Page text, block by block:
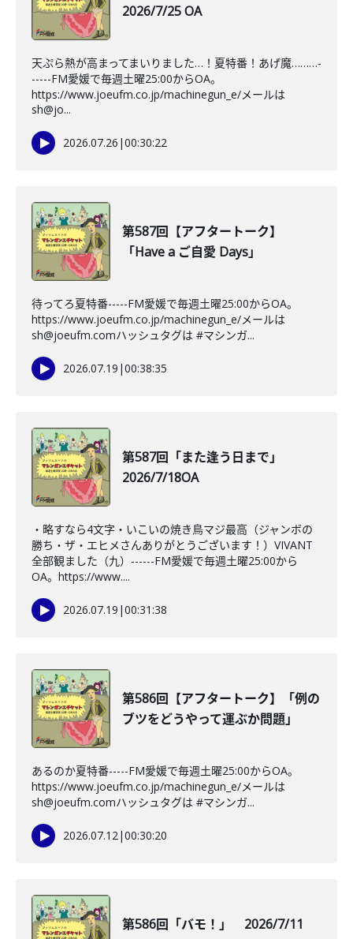
2026/7/25 OA
天ぷら熱が高まってまいりました…！夏特番！あげ魔………-
-----FM愛媛で毎週土曜25:00からOA。
https://www.joeufm.co.jp/machinegun_e/メールは
sh@jo...
2026.07.26 |00:30:22
第587回【アフタートーク】
「Have a ご自愛 Days」
待ってろ夏特番-----FM愛媛で毎週土曜25:00からOA。
https://www.joeufm.co.jp/machinegun_e/メールは
sh@joeufm.comハッシュタグは #マシンガ...
2026.07.19 |00:38:35
第587回「また逢う日まで」
2026/7/18OA
・略すなら4文字・いこいの焼き鳥マジ最高（ジャンボの
勝ち・ザ・エヒメさんありがとうございます！）VIVANT
全部観ました（九）------FM愛媛で毎週土曜25:00から
OA。https://www....
2026.07.19 |00:31:38
第586回【アフタートーク】「例の
ブツをどうやって運ぶか問題」
あるのか夏特番-----FM愛媛で毎週土曜25:00からOA。
https://www.joeufm.co.jp/machinegun_e/メールは
sh@joeufm.comハッシュタグは #マシンガ...
2026.07.12|00:30:20
第586回「バモ！」 2026/7/11